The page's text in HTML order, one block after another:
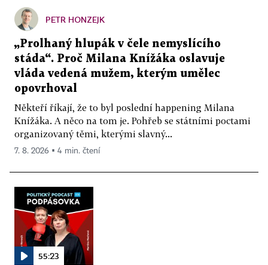
PETR HONZEJK
„Prolhaný hlupák v čele nemyslícího
stáda“. Proč Milana Knížáka oslavuje
vláda vedená mužem, kterým umělec
opovrhoval
Někteří říkají, že to byl poslední happening Milana
Knížáka. A něco na tom je. Pohřeb se státními poctami
organizovaný těmi, kterými slavný...
7. 8. 2026 ▪ 4 min. čtení
55:23